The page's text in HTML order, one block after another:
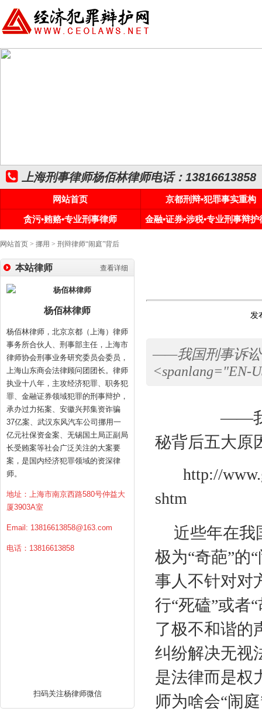
上海刑事律师杨佰林律师电话：13816613858
网站首页
京都刑辩•犯罪事实重构
贪污•贿赂•专业刑事律师
金融•证券•涉税•专业刑事辩护
网站首页 > 挪用 > 刑辩律师“闹庭”背后
查看详细
本站律师
杨佰林律师
杨佰林律师，北京京都（上海）律师
事务所合伙人、刑事部主任，上海市
律师协会刑事业务研究委员会委员，
上海山东商会法律顾问团团长。律师
执业十八年，主攻经济犯罪、职务犯
罪、金融证券领域犯罪的刑事辩护，
承办过力拓案、安徽兴邦集资诈骗
37亿案、武汉东风汽车公司挪用一
亿元社保资金案、无锡国土局正副局
长受贿案等社会广泛关注的大案要
案，是国内经济犯罪领域的资深律
师。
地址：上海市南京西路580号仲益大
厦3903A室
Email: 13816613858@163.com
电话：13816613858
扫码关注杨律师微信
发
——我国刑事诉讼
<spanlang="EN-
——我
秘背后五大原
http://
shtm
近些年在我
极为“奇葩”
事人不针对对
行“死磕”或者
了极不和谐的
纠纷解决无视
是法律而是权
师为啥会“闹